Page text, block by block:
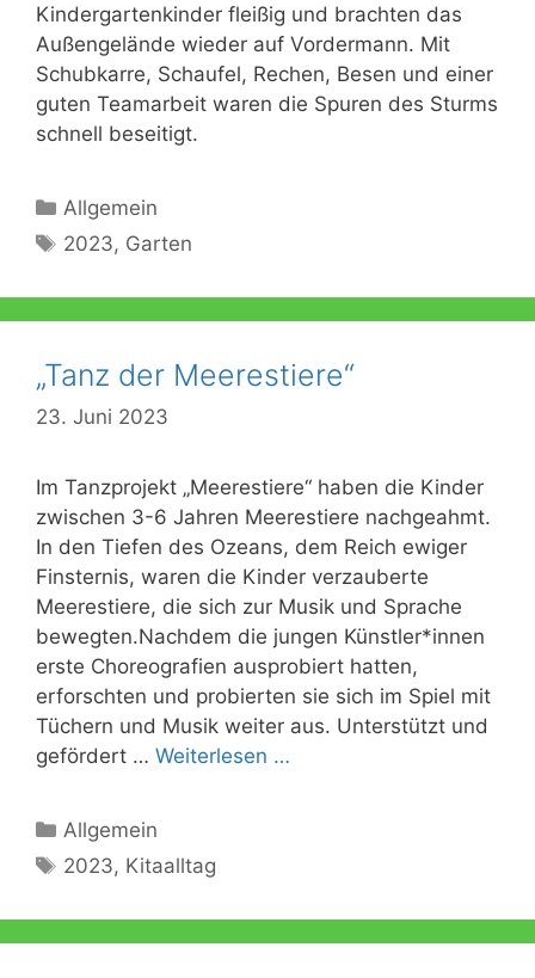
Kindergartenkinder fleißig und brachten das
Außengelände wieder auf Vordermann. Mit
Schubkarre, Schaufel, Rechen, Besen und einer
guten Teamarbeit waren die Spuren des Sturms
schnell beseitigt.
Kategorien
Allgemein
Schlagwörter
2023, Garten
„Tanz der Meerestiere“
23. Juni 2023
Im Tanzprojekt „Meerestiere“ haben die Kinder
zwischen 3-6 Jahren Meerestiere nachgeahmt.
In den Tiefen des Ozeans, dem Reich ewiger
Finsternis, waren die Kinder verzauberte
Meerestiere, die sich zur Musik und Sprache
bewegten.Nachdem die jungen Künstler*innen
erste Choreografien ausprobiert hatten,
erforschten und probierten sie sich im Spiel mit
Tüchern und Musik weiter aus. Unterstützt und
gefördert … Weiterlesen …
Kategorien
Allgemein
Schlagwörter
2023, Kitaalltag